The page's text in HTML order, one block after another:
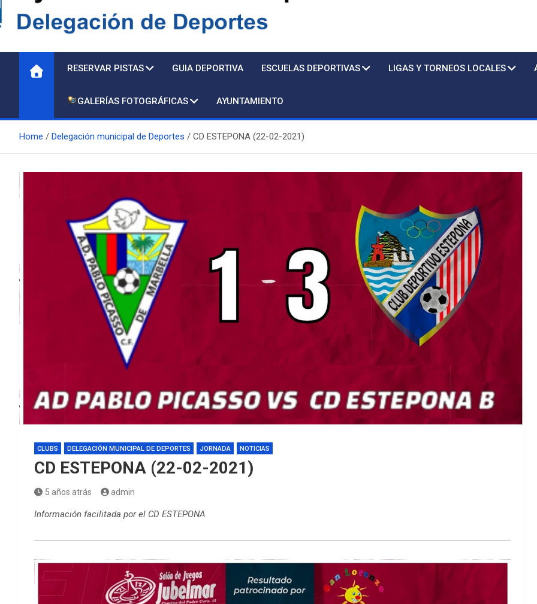
Delegación de Deportes
RESERVAR PISTAS GUIA DEPORTIVA ESCUELAS DEPORTIVAS LIGAS Y TORNEOS LOCALES
GALERÍAS FOTOGRÁFICAS AYUNTAMIENTO
Home Delegación municipal de Deportes CD ESTEPONA (22-02-2021)
CLUBS DELEGACIÓN MUNICIPAL DE DEPORTES JORNADA NOTICIAS
CD ESTEPONA (22-02-2021)
5 años atrás admin
Información facilitada por el CD ESTEPONA
EDM 26-
EDM 26-